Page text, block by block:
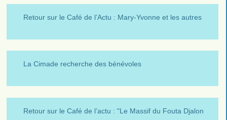
Retour sur le Café de l’Actu : Mary-Yvonne et les autres
La Cimade recherche des bénévoles
Retour sur le Café de l’actu : "Le Massif du Fouta Djalon